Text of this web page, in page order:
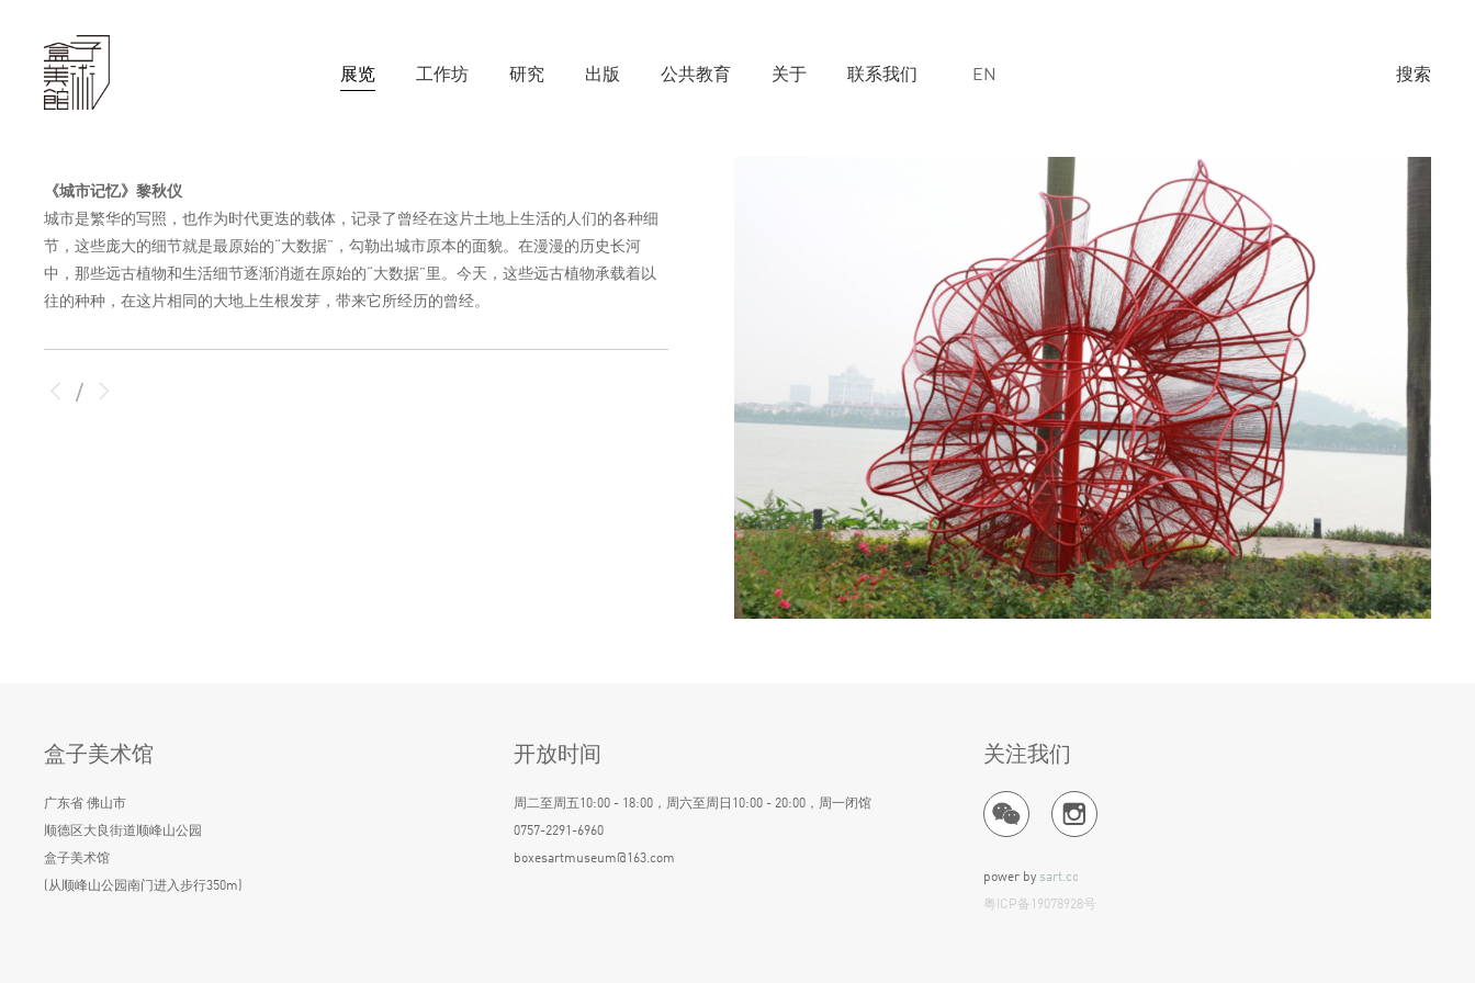
搜索
展览 工作坊 研究 出版 公共教育 关于 联系我们 EN
《城市记忆》黎秋仪
城市是繁华的写照，也作为时代更迭的载体，记录了曾经在这片土地上生活的人们的各种细
节，这些庞大的细节就是最原始的“大数据”，勾勒出城市原本的面貌。在漫漫的历史长河
中，那些远古植物和生活细节逐渐消逝在原始的“大数据”里。今天，这些远古植物承载着以
往的种种，在这片相同的大地上生根发芽，带来它所经历的曾经。
/
盒子美术馆
广东省 佛山市
顺德区大良街道顺峰山公园
盒子美术馆
(从顺峰山公园南门进入步行350m)
开放时间
周二至周五10:00 - 18:00，周六至周日10:00 - 20:00，周一闭馆
0757-2291-6960
boxesartmuseum@163.com
关注我们
power by sart.cc
粤ICP备19078928号